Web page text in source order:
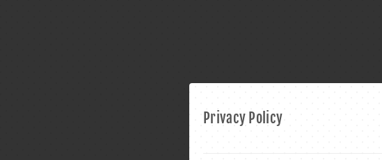
Privacy Policy